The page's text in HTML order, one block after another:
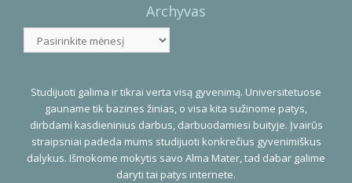
Archyvas
Studijuoti galima ir tikrai verta visą gyvenimą. Universitetuose
gauname tik bazines žinias, o visa kita sužinome patys,
dirbdami kasdieninius darbus, darbuodamiesi buityje. Įvairūs
straipsniai padeda mums studijuoti konkrečius gyvenimiškus
dalykus. Išmokome mokytis savo Alma Mater, tad dabar galime
daryti tai patys internete.